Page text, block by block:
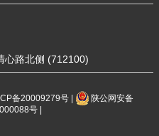
心路北侧 (712100)
备20009279号
陕公网安备
号